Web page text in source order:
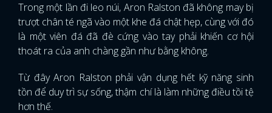
Trong một lần đi leo núi, Aron Ralston đã không may bị
trượt chân té ngã vào một khe đá chật hẹp, cùng với đó
là một viên đá đã đè cứng vào tay phải khiến cơ hội
thoát ra của anh chàng gần như bằng không.
Từ đây Aron Ralston phải vận dụng hết kỹ năng sinh
tồn để duy trì sự sống, thậm chí là làm những điều tồi tệ
hơn thế.